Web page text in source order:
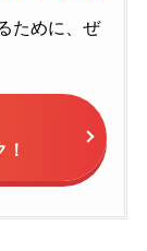
ために、ぜ